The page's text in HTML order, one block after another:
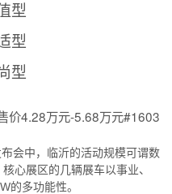
型
型
型
会中，临沂的活动规模可谓数
心展区的几辆展车以事业、
的多功能性。